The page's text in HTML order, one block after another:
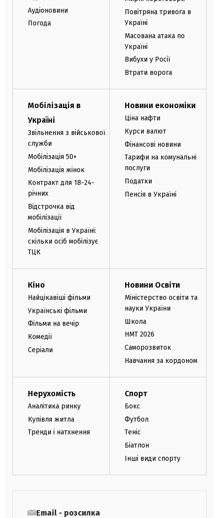
Аудіоновини
Погода
Повітряна тривога в
Україні
Масована атака по
Україні
Вибухи у Росії
Втрати ворога
Мобілізація в
Україні
Звільнення з військової
служби
Мобілізація 50+
Мобілізація жінок
Контракт для 18-24-
річних
Відстрочка від
мобілізації
Мобілізація в Україні:
скільки осіб мобілізує
ТЦК
Новини економіки
Ціна нафти
Курси валют
Фінансові новини
Тарифи на комунальні
послуги
Податки
Пенсія в Україні
Кіно
Найцікавіші фільми
Українські фільми
Фільми на вечір
Комедії
Серіали
Новини Освіти
Міністерство освіти та
науки України
Школа
НМТ 2026
Саморозвиток
Навчання за кордоном
Нерухомість
Аналітика ринку
Купівля житла
Тренди і натхнення
Спорт
Бокс
Футбол
Теніс
Біатлон
Інші види спорту
Email - розсилка